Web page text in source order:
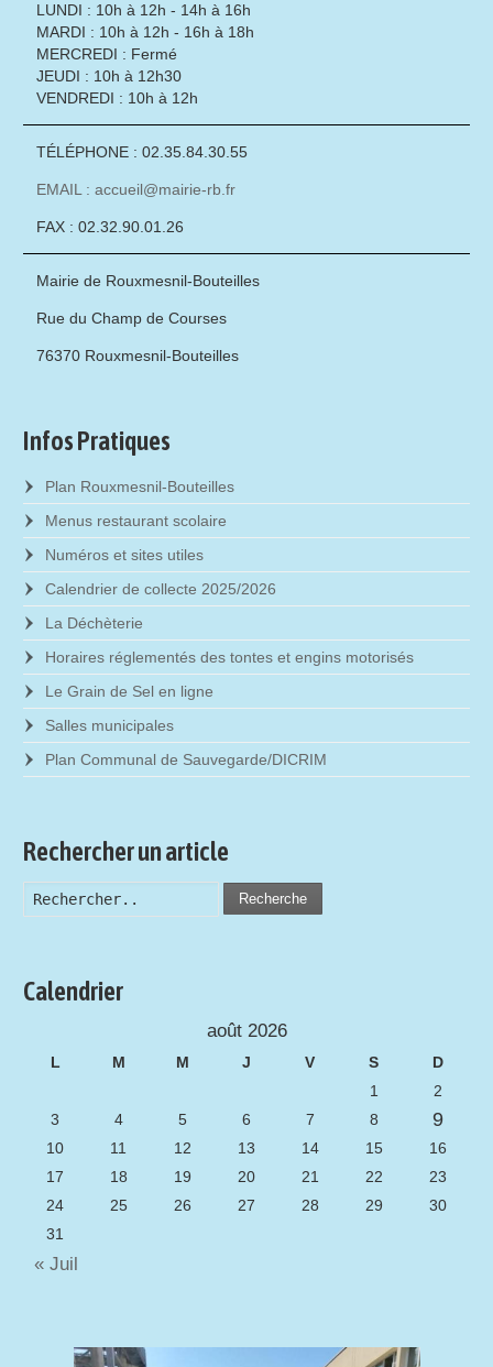
LUNDI : 10h à 12h - 14h à 16h
MARDI : 10h à 12h - 16h à 18h
MERCREDI : Fermé
JEUDI : 10h à 12h30
VENDREDI : 10h à 12h
TÉLÉPHONE : 02.35.84.30.55
EMAIL : accueil@mairie-rb.fr
FAX : 02.32.90.01.26
Mairie de Rouxmesnil-Bouteilles
Rue du Champ de Courses
76370 Rouxmesnil-Bouteilles
Infos Pratiques
Plan Rouxmesnil-Bouteilles
Menus restaurant scolaire
Numéros et sites utiles
Calendrier de collecte 2025/2026
La Déchèterie
Horaires réglementés des tontes et engins motorisés
Le Grain de Sel en ligne
Salles municipales
Plan Communal de Sauvegarde/DICRIM
Rechercher un article
Recherche
Calendrier
août 2026
L M M J V S
D
1
2
3
4 5 6 7 8 9
10 11 12 13 14 15
16
17
18 19 20 21 22
23
24
25 26 27 28 29
30
31
« Juil